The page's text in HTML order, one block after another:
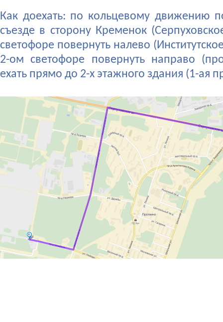
Как доехать: по кольцевому движению
съезде в сторону Кременок
светофоре повернуть налево
2-ом светофоре повернуть направо
ехать прямо до 2-х этажного здания (1-ая